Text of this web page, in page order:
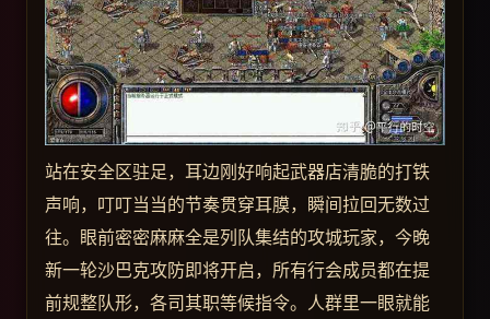
站在安全区驻足，耳边刚好响起武器店清脆的打铁
声响，叮叮当当的节奏贯穿耳膜，瞬间拉回无数过
往。眼前密密麻麻全是列队集结的攻城玩家，今晚
新一轮沙巴克攻防即将开启，所有行会成员都在提
前规整队形，各司其职等候指令。人群里一眼就能